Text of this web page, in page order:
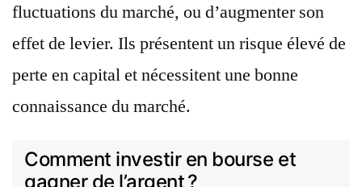
fluctuations du marché, ou d’augmenter son
effet de levier. Ils présentent un risque élevé de
perte en capital et nécessitent une bonne
connaissance du marché.
Comment investir en bourse et
gagner de l’argent ?